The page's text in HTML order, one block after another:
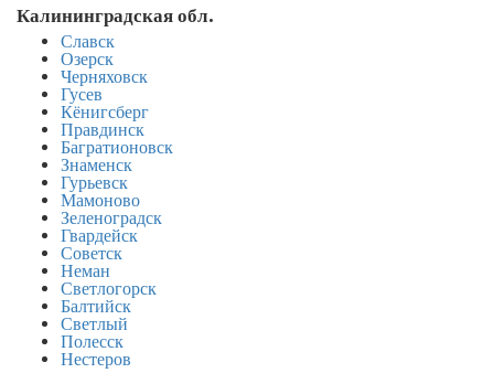
Калининградская обл.
Славск
Озерск
Черняховск
Гусев
Кёнигсберг
Правдинск
Багратионовск
Знаменск
Гурьевск
Мамоново
Зеленоградск
Гвардейск
Советск
Неман
Светлогорск
Балтийск
Светлый
Полесск
Нестеров